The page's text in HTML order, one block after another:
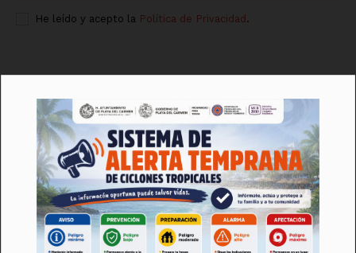
Luces
SUSCRÍBETE AHORA
He leído y acepto la Política de Privacidad .